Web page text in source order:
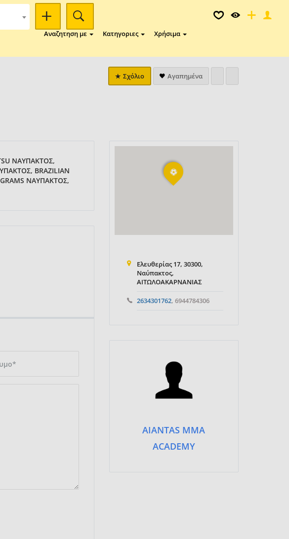
Αναζητηση με Κατηγοριες Χρήσιμα
Σχόλιο Αγαπημένα
ΝΑΥΠΑΚΤΟΣ,
BRAZILIAN
ΝΑΥΠΑΚΤΟΣ,
Ελευθερίας 17, 30300,
Ναύπακτος,
ΑΙΤΩΛΟΑΚΑΡΝΑΝΙΑΣ
2634301762, 6944784306
AIANTAS MMA
ACADEMY